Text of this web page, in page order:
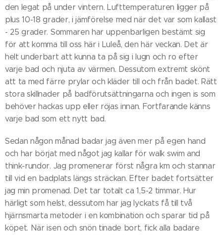
den legat på under vintern. Lufttemperaturen ligger på
plus 10-18 grader, i jämförelse med när det var som kallast
- 25 grader. Sommaren har uppenbarligen bestämt sig
för att komma till oss här i Luleå, den här veckan. Det är
helt underbart att kunna ta på sig i lugn och ro efter
varje bad och njuta av värmen. Dessutom extremt skönt
att ta med färre prylar och kläder till och från badet. Rätt
stora skillnader på badförutsättningarna och ingen is som
behöver hackas upp eller röjas innan. Fortfarande känns
varje bad som ett nytt bad.
Sedan någon månad badar jag även mer på egen hand
och har börjat med något jag kallar för walk swim and
think-rundor. Jag promenerar först några km och stannar
till vid en badplats längs sträckan. Efter badet fortsätter
jag min promenad. Det tar totalt ca 1,5-2 timmar. Hur
härligt som helst, dessutom har jag lyckats få till två
hjärnsmarta metoder i en kombination och sparar tid på
köpet. När isen och snön tinade bort, fick alla badare